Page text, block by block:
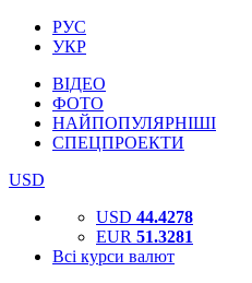
РУС
УКР
ВІДЕО
ФОТО
НАЙПОПУЛЯРНІШІ
СПЕЦПРОЕКТИ
USD
USD 44.4278
EUR 51.3281
Всі курси валют